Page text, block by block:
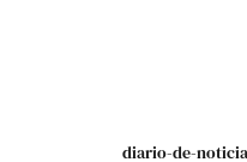
diario-de-